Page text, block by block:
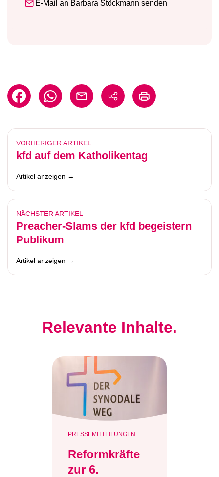
E-Mail an Barbara Stöckmann senden
VORHERIGER ARTIKEL
kfd auf dem Katholikentag
Artikel anzeigen →
NÄCHSTER ARTIKEL
Preacher-Slams der kfd begeistern
Publikum
Artikel anzeigen →
Relevante Inhalte.
PRESSEMITTEILUNGEN
Reformkräfte
zur 6.